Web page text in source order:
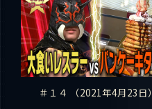
＃１４ （2021年4月23日）